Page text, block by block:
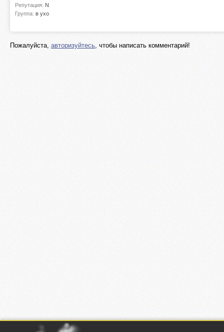
Репутация: N
Группа: в ухо
Пожалуйста, авторизуйтесь, чтобы написать комментарий!